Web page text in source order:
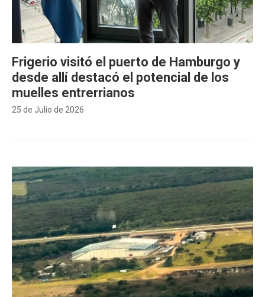
25 de Julio de 2026
Frigerio visitó el puerto de Hamburgo y
desde allí destacó el potencial de los
muelles entrerrianos